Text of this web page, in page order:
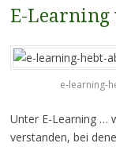
E-Learning
e-learning-
Unter E-Learning …
verstanden, bei